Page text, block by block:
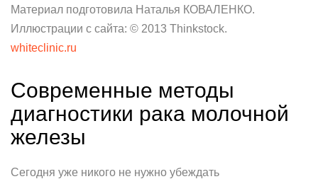
Материал подготовила Наталья КОВАЛЕНКО.
Иллюстрации с сайта: © 2013 Thinkstock.
whiteclinic.ru
Современные методы
диагностики рака молочной
железы
Сегодня уже никого не нужно убеждать